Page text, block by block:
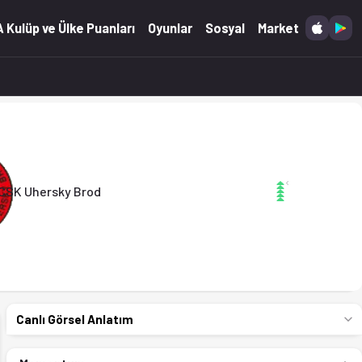
Kulüp ve Ülke Puanları Oyunlar Sosyal Market
Uhersky Brod
Canlı Görsel Anlatım